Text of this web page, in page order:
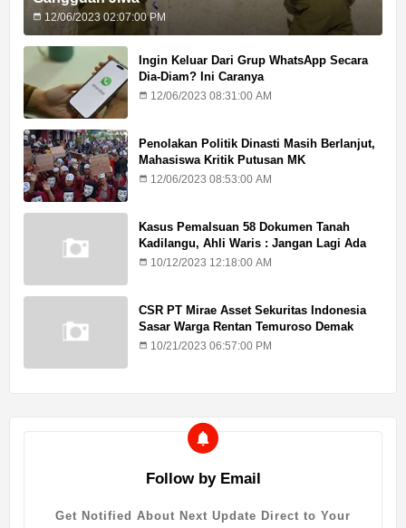
12/06/2023 02:07:00 PM
Ingin Keluar Dari Grup WhatsApp Secara
Dia-Diam? Ini Caranya
12/06/2023 08:31:00 AM
Penolakan Politik Dinasti Masih Berlanjut,
Mahasiswa Kritik Putusan MK
12/06/2023 08:53:00 AM
Kasus Pemalsuan 58 Dokumen Tanah
Kadilangu, Ahli Waris : Jangan Lagi Ada
Penundaan Hukuman
10/12/2023 12:18:00 AM
CSR PT Mirae Asset Sekuritas Indonesia
Sasar Warga Rentan Temuroso Demak
10/21/2023 06:57:00 PM
Follow by Email
Get Notified About Next Update Direct to Your